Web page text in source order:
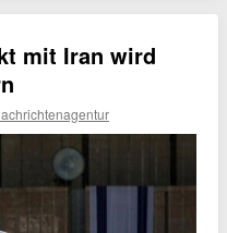
mit Iran wird